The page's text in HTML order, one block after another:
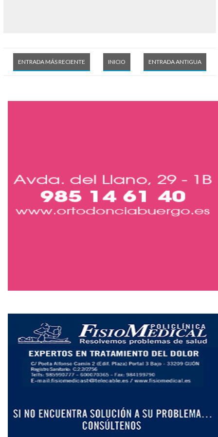
ENTRADA MÁS RECIENTE ENTRADA ANTIGUA
INICIO